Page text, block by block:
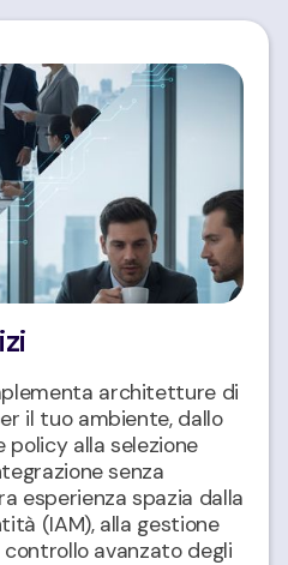
architetture di
il tuo ambiente, dallo
alla selezione
senza
esperienza spazia dalla
(IAM), alla gestione
avanzato degli